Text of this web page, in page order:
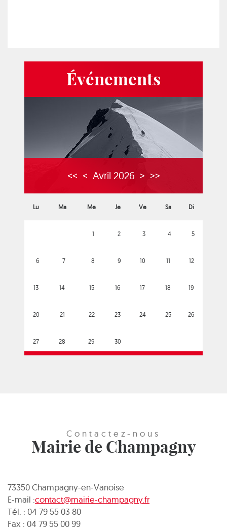
Événements
<< < Avril 2026 > >>
Lu Ma Me Je Ve Sa Di
1 2 3 4 5
6 7 8 9 10 11 12
13 14 15 16 17 18 19
20 21 22 23 24 25 26
27 28 29 30
Contactez-nous
Mairie de Champagny
73350 Champagny-en-Vanoise
E-mail :contact@mairie-champagny.fr
Tél. : 04 79 55 03 80
Fax : 04 79 55 00 99